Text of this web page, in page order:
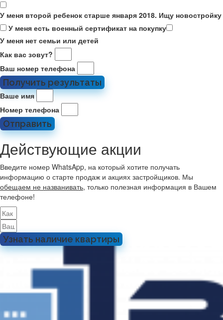
У меня второй ребенок старше января 2018. Ищу новостройку
У меня есть военный сертификат на покупку
У меня нет семьи или детей
Как вас зовут?
Ваш номер телефона
Получить результаты
Ваше имя
Номер телефона
Отправить
Действующие акции
Введите номер WhatsApp, на который хотите получать
информацию о старте продаж и акциях застройщиков. Мы
обещаем не названивать, только полезная информация в Вашем
телефоне!
Узнать наличие квартиры